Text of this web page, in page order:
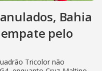
Bahia
pelo
Tricolor não